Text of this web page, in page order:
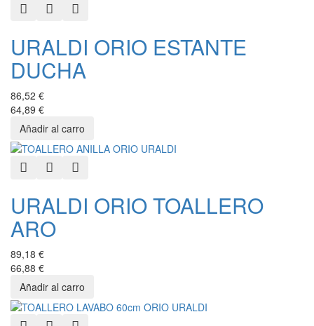
Quick ViewAdd to Wishlist
URALDI ORIO ESTANTE
DUCHA
86,52 €
64,89 €
Quick ViewAdd to Wishlist
URALDI ORIO TOALLERO
ARO
89,18 €
66,88 €